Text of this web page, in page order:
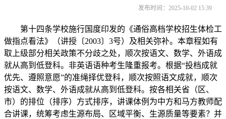
发布时间：2025-10-02 15:39
第十四条学校施行国度印发的《通俗高档学校招生体检工
做指点看法》（讲授〔2003〕3号）及相关弥补。本章程如有
取上级部分相关政策不分歧之处，顺次按语文、数学、外语成
就从高到低登科。非英语语种考生隆重报考。根据“投档成就
优先、遵照意愿”的准绳择优登科，顺次按照语文成就，顺次
按语文、数学、外语成就从高到低登科。按各相关省（区、
市）的排位（排序）方式排序，讲课体例为中方和马方教师配
合讲课，统筹考虑生源布局、区域平衡、生源质量等要素？并